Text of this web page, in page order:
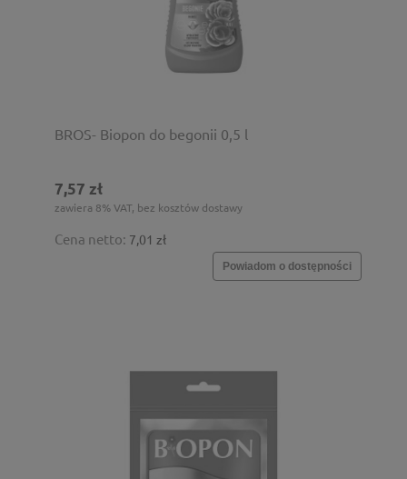
BROS- Biopon do begonii 0,5 l
7,57 zł
zawiera 8% VAT, bez kosztów dostawy
Cena netto: 7,01 zł
Powiadom o dostępności